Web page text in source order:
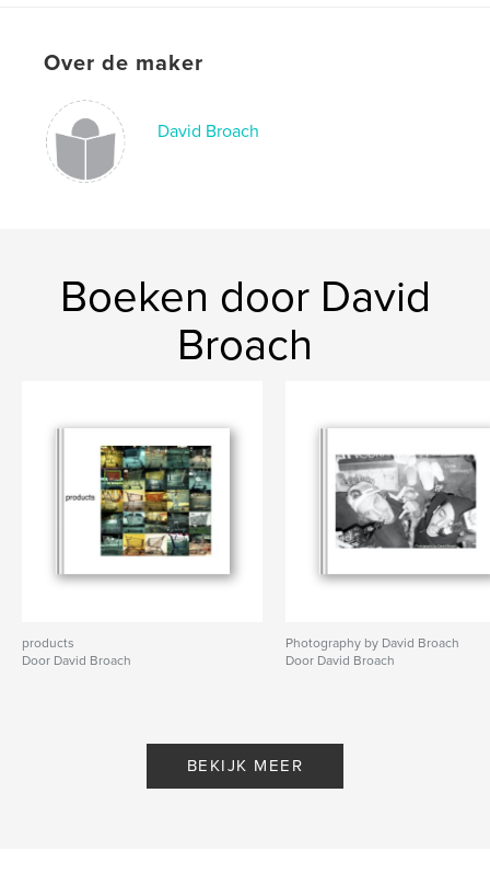
Over de maker
David Broach
Boeken door David
Broach
products
Door David Broach
Photography by David Broach
Door David Broach
BEKIJK MEER